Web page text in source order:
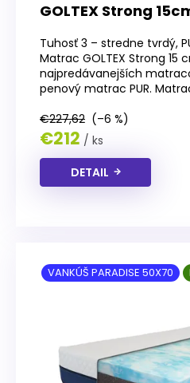
GOLTEX Strong
Tuhosť 3 – stredne tvrdý,
Matrac GOLTEX Strong 15
najpredávanejších
penový matrac PUR.
€227,62 (–6 %)
€212 / ks
DETAIL
VANKÚŠ PARADISE 50X70